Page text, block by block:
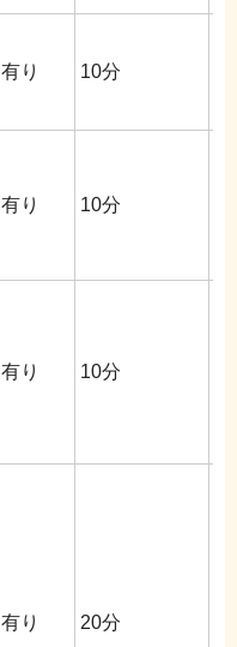
有り 10分
有り 10分
有り 10分
有り 20分